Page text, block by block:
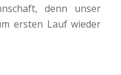
denn unser
ersten Lauf wieder